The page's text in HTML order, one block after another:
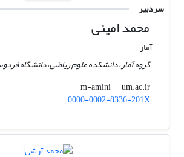
سردبیر
محمد امینی
آمار
گروه آمار، دانشکده علوم ریاضی، دانشگاه
m-amini
um.ac.ir
0000-0002-8336-201X